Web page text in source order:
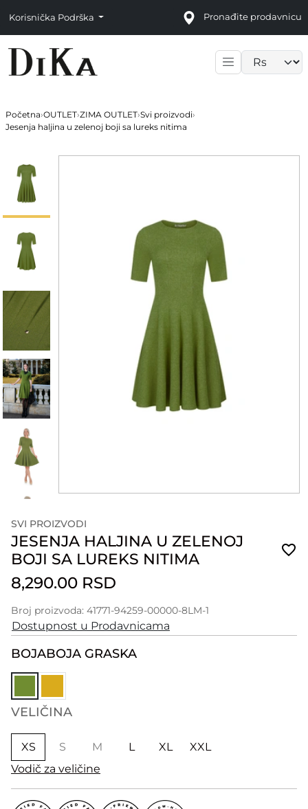
Korisnička Podrška Pronađite prodavnicu
Početna›OUTLET›ZIMA OUTLET›Svi proizvodi›
Jesenja haljina u zelenoj boji sa lureks nitima
SVI PROIZVODI
JESENJA HALJINA U ZELENOJ
BOJI SA LUREKS NITIMA
8,290.00 RSD
Broj proizvoda: 41771-94259-00000-8LM-1
Dostupnost u Prodavnicama
BOJABOJA GRASKA
VELIČINA
XS S M L XL
XXL
Vodič za veličine